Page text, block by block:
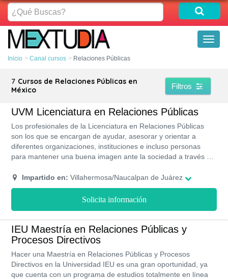
¿Qué
Buscas?
Inicio Canal cursos Relaciones Públicas
7 Cursos de Relaciones Públicas en
México
Filtros
UVM Licenciatura en Relaciones Públicas
Los profesionales de la Licenciatura en Relaciones Públicas
son los que se encargan de ayudar, asesorar y orientar a
diferentes organizaciones, instituciones e incluso personas
para mantener una buena imagen ante la sociedad a través de
habilidades comunicativas y creativas para crear las mejores
estrategias en los proyectos de imágenes publicitarias. Esta es
una carrera que tiene una duración de 4 años y medio, y se
estudia de forma presencial en 4 campus de la UVM.
Impartido en: Villahermosa/Naucalpan de Juárez
Solicita información
IEU Maestría en Relaciones Públicas y
Procesos Directivos
Hacer una Maestría en Relaciones Públicas y Procesos
Directivos en la Universidad IEU es una gran oportunidad, ya
que cuenta con un programa de estudios totalmente en línea